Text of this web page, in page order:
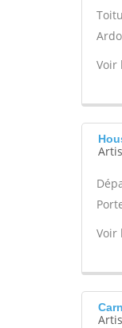
Voir
Voir